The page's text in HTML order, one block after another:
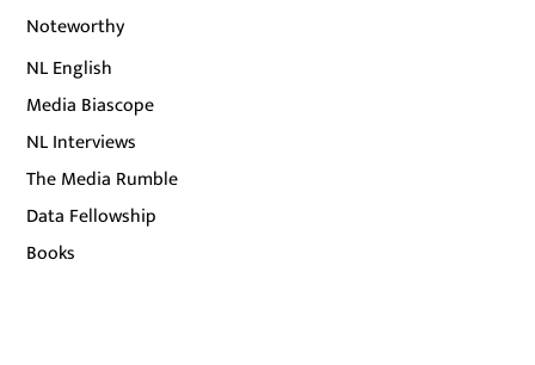
Noteworthy
NL English
Media Biascope
NL Interviews
The Media Rumble
Data Fellowship
Books